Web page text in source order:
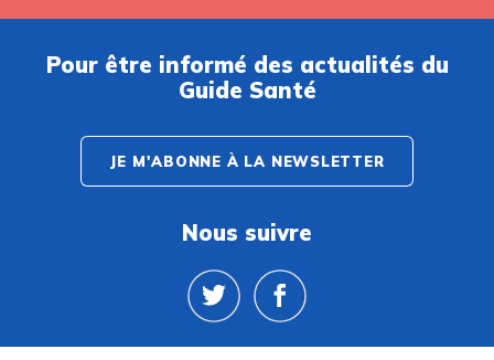
Pour être informé des actualités du
Guide Santé
JE M'ABONNE À LA NEWSLETTER
Nous suivre